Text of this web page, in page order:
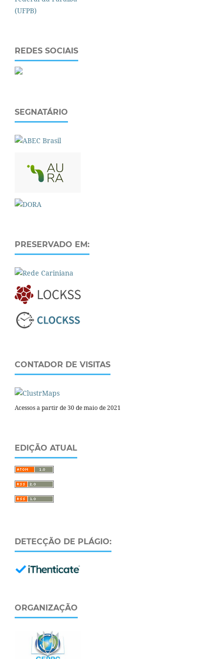
REDES SOCIAIS
SEGNATÁRIO
PRESERVADO EM:
CONTADOR DE VISITAS
Acessos a partir de 30 de maio de 2021
EDIÇÃO ATUAL
DETECÇÃO DE PLÁGIO:
ORGANIZAÇÃO